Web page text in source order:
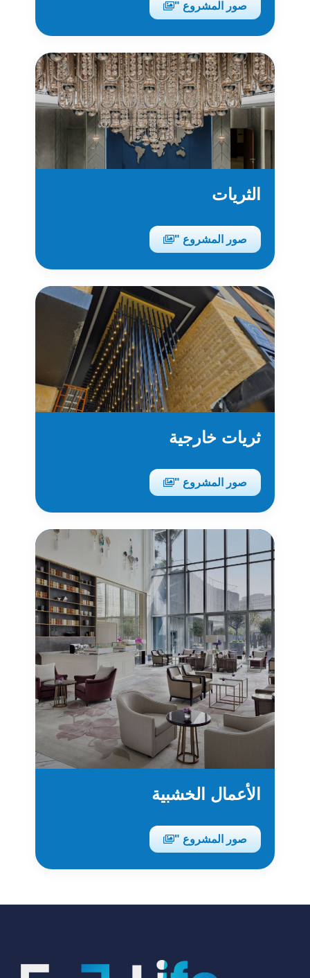
صور المشروع "
الثريات
صور المشروع "
ثريات خارجية
صور المشروع "
الأعمال الخشبية
صور المشروع "